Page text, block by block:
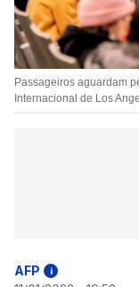
Passageiros aguardam
Internacional de Los
AFP i